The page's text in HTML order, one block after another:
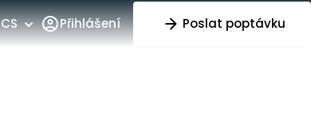
CS Přihlášení Poslat poptávku